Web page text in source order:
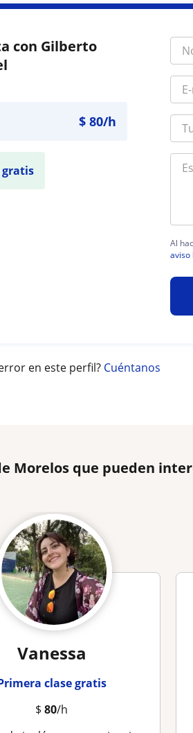
con Gilberto
$80/h
gratis
Al
aviso
en este perfil? Cuéntanos
Morelos que pueden
Vanessa
clase gratis
$80/h